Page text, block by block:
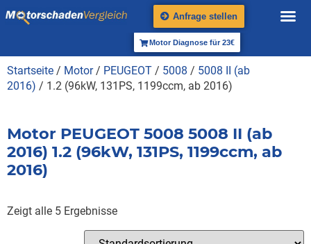
Anfrage stellen
Motor Diagnose für 23€
Startseite / Motor/ PEUGEOT / 5008 / 5008 II (ab
2016) / 1.2 (96kW, 131PS, 1199ccm, ab 2016)
Motor PEUGEOT 5008 5008 II (ab
2016) 1.2 (96kW, 131PS, 1199ccm, ab
2016)
Zeigt alle 5 Ergebnisse